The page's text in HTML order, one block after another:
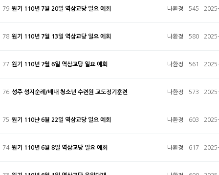
79 원기 110년 7월 20일 역삼교당 일요 예회 나환정 545
78 원기 110년 7월 13일 역삼교당 일요 에회 나환정 580
77 원기 110년 7월 6일 역삼교당 일요 예회 나환정 561
76 성주 성지순례/배내 청소년 수련원 교도정기훈련 나환정 573
75 원기 110냔 6월 22일 역삼교당 일요 예회 나환정 603
74 원기 110년 6월 8일 역삼교당 일요 예회 나환정 617